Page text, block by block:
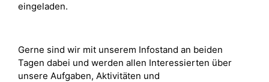
eingeladen.
Gerne sind wir mit unserem Infostand an beiden
Tagen dabei und werden allen Interessierten über
unsere Aufgaben, Aktivitäten und